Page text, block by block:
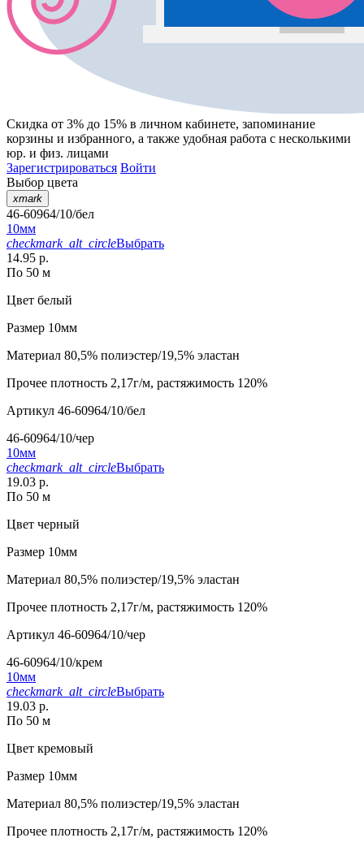
Скидка от 3% до 15% в личном кабинете, запоминание
корзины и избранного, а также удобная работа с несколькими
юр. и физ. лицами
Зарегистрироваться Войти
Выбор цвета
xmark
46-60964/10/бел
10мм
checkmark_alt_circleВыбрать
14.95 р.
По 50 м
Цвет белый
Размер 10мм
Материал 80,5% полиэстер/19,5% эластан
Прочее плотность 2,17г/м, растяжимость 120%
Артикул 46-60964/10/бел
46-60964/10/чер
10мм
checkmark_alt_circleВыбрать
19.03 р.
По 50 м
Цвет черный
Размер 10мм
Материал 80,5% полиэстер/19,5% эластан
Прочее плотность 2,17г/м, растяжимость 120%
Артикул 46-60964/10/чер
46-60964/10/крем
10мм
checkmark_alt_circleВыбрать
19.03 р.
По 50 м
Цвет кремовый
Размер 10мм
Материал 80,5% полиэстер/19,5% эластан
Прочее плотность 2,17г/м, растяжимость 120%